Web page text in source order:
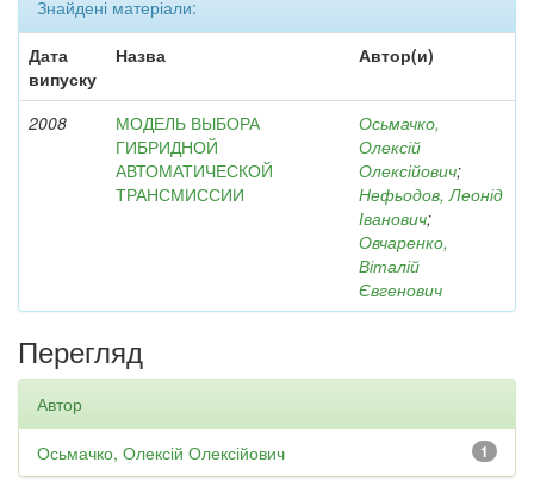
Знайдені матеріали:
Дата
випуску
Назва Автор(и)
2008
МОДЕЛЬ ВЫБОРА
ГИБРИДНОЙ
АВТОМАТИЧЕСКОЙ
ТРАНСМИССИИ
Осьмачко,
Олексій
Олексійович;
Нефьодов, Леонід
Іванович;
Овчаренко,
Віталій
Євгенович
Перегляд
Автор
1
Осьмачко, Олексій Олексійович